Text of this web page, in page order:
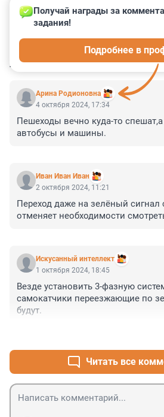
КОММЕНТАРИИ 9
Арина Родионовна
Получай награды за
задания!
Подробнее в
4 октября 2024, 17:34
Пешеходы вечно куда-то
автобусы и машины.
Иван Иван Иван
2 октября 2024, 11:21
Переход даже на зелёный сигнал
отменяет необходимости
Искусанный интеллект
1 октября 2024, 18:45
Везде установить 3-фазную
самокатчики переезжающие по
будут.
Читать все